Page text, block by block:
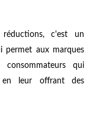
c'est un
permet aux marques
qui
en leur offrant des